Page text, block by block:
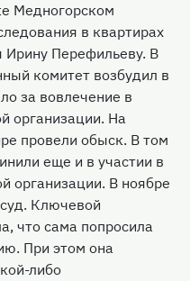
Медногорском
в квартирах
Перефильеву. В
комитет возбудил в
за вовлечение в
организации. На
провели обыск. В том
еще и в участии в
организации. В ноябре
Ключевой
что сама попросила
При этом она
либо